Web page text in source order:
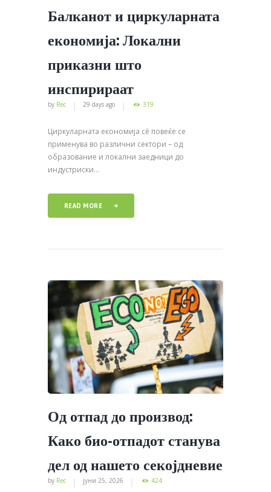
Балканот и циркуларната
економија: Локални
приказни што
инспирираат
by Rec 29 days ago 319
Циркуларната економија сè повеќе се
применува во различни сектори – од
образование и локални заедници до
индустриски...
READ MORE
Од отпад до производ:
Како био-отпадот станува
дел од нашето секојдневие
by Rec јуни 25, 2026 424